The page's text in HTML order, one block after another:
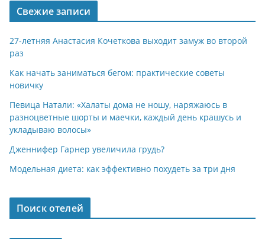
Свежие записи
27-летняя Анастасия Кочеткова выходит замуж во второй
раз
Как начать заниматься бегом: практические советы
новичку
Певица Натали: «Халаты дома не ношу, наряжаюсь в
разноцветные шорты и маечки, каждый день крашусь и
укладываю волосы»
Дженнифер Гарнер увеличила грудь?
Модельная диета: как эффективно похудеть за три дня
Поиск отелей